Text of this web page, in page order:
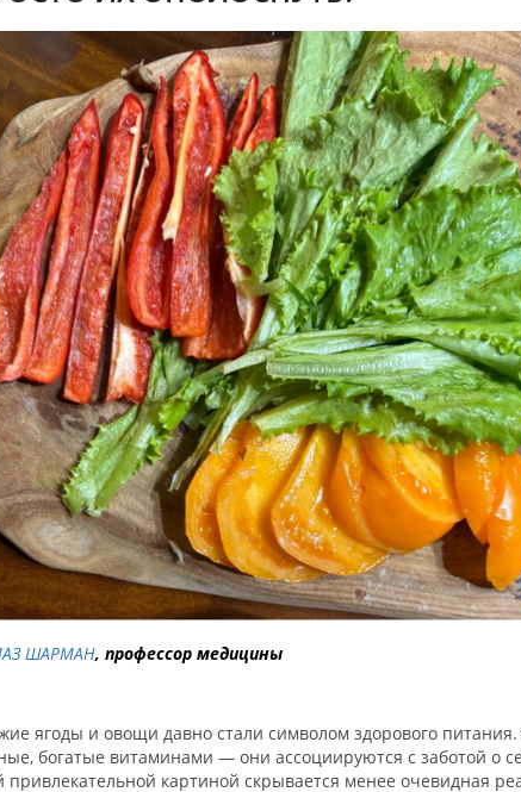
ШАРМАН, профессор медицины
ягоды и овощи давно стали символом здорового
богатые витаминами — они ассоциируются с заботой о
привлекательной картиной скрывается менее очевидная